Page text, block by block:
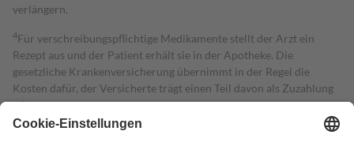
verlängern.
4Für verschreibungspflichtige Medikamente stellt der Arzt ein
Rezept aus und der Patient erhält sie in der Apotheke. Die
gesetzliche Krankenversicherung übernimmt in der Regel die
Kosten dafür, der Versicherte trägt einen Teil davon als Zuzahlung
mit.
Grundsätzlich leisten Mitglieder Zuzahlungen in Höhe von zehn